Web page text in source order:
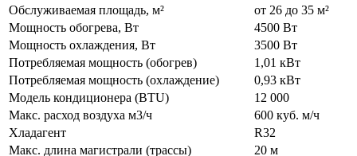
Обслуживаемая площадь, м²
от 26 до 35 м²
Мощность обогрева, Вт
4500 Вт
Мощность охлаждения, Вт
3500 Вт
Потребляемая мощность (обогрев)
1,01 кВт
Потребляемая мощность (охлаждение)
0,93 кВт
Модель кондиционера (BTU)
12 000
Макс. расход воздуха м3/ч
600 куб. м/ч
Хладагент
R32
Макс. длина магистрали (трассы)
20 м